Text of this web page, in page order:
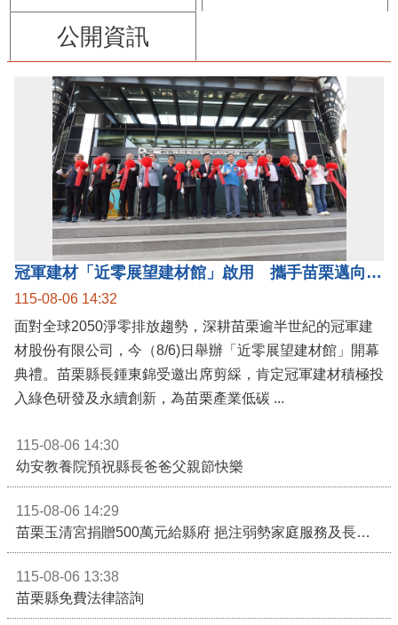
公開資訊
冠軍建材「近零展望建材館」啟用 攜手苗栗邁向低碳建築新未來
115-08-06 14:32
面對全球2050淨零排放趨勢，深耕苗栗逾半世紀的冠軍建
材股份有限公司，今（8/6)日舉辦「近零展望建材館」開幕
典禮。苗栗縣長鍾東錦受邀出席剪綵，肯定冠軍建材積極投
入綠色研發及永續創新，為苗栗產業低碳 ...
115-08-06 14:30
幼安教養院預祝縣長爸爸父親節快樂
115-08-06 14:29
苗栗玉清宮捐贈500萬元給縣府 挹注弱勢家庭服務及長照醫療資源
115-08-06 13:38
苗栗縣免費法律諮詢